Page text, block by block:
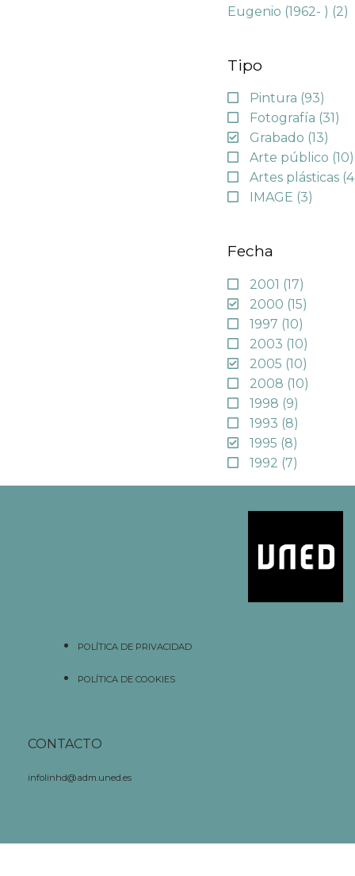
Eugenio (1962- ) (2)
Tipo
Pintura (93)
Fotografía (31)
Grabado (13)
Arte público (10)
Artes plásticas
IMAGE (3)
Fecha
2001 (17)
2000 (15)
1997 (10)
2003 (10)
2005 (10)
2008 (10)
1998 (9)
1993 (8)
1995 (8)
1992 (7)
POLÍTICA DE PRIVACIDAD
POLÍTICA DE COOKIES
CONTACTO
infolinhd@adm.uned.es